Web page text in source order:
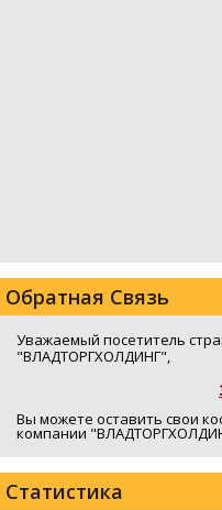
Обратная Связь
Уважаемый посетитель
"ВЛАДТОРГХОЛДИНГ",
Вы можете оставить свои
компании
Статистика